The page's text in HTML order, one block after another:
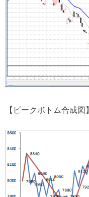
【ピークボトム合成図】